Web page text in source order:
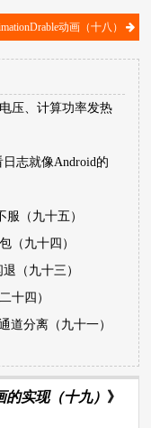
动画（十八）
压、计算功率发热
志就像Android的
（九十五）
（九十四）
（九十三）
十四）
道分离（九十一）
实现（十九） 》